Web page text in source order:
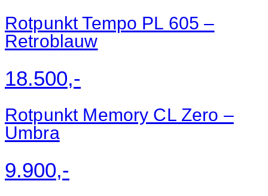
Rotpunkt Tempo PL 605 –
Retroblauw
18.500,-
Rotpunkt Memory CL Zero –
Umbra
9.900,-